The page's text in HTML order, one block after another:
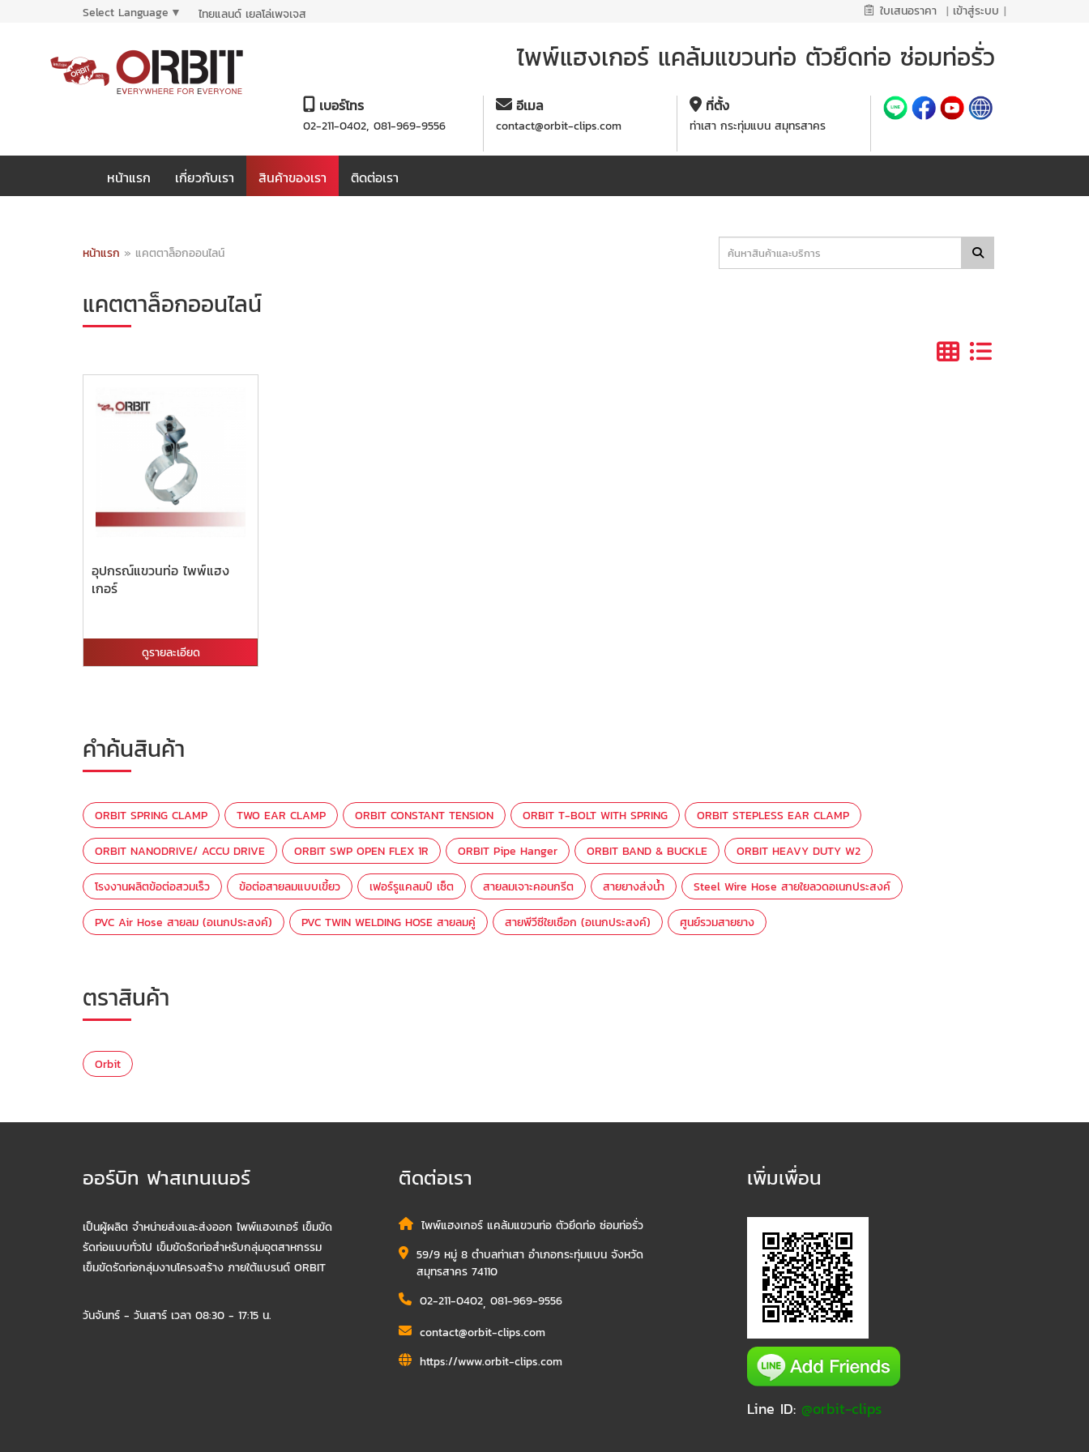
Select Language ▼ ไทยแลนด์ เยลโล่เพจเจส ใบเสนอราคา | เข้าสู่ระบบ |
ไพพ์แฮงเกอร์ แคล้มแขวนท่อ ตัวยึดท่อ ซ่อมท่อรั่ว
เบอร์โทร
02-211-0402, 081-969-9556
อีเมล
contact@orbit-clips.com
ที่ตั้ง
ท่าเสา กระทุ่มแบน สมุทรสาคร
หน้าแรก เกี่ยวกับเรา สินค้าของเรา ติดต่อเรา
หน้าแรก » แคตตาล็อกออนไลน์
แคตตาล็อกออนไลน์
อุปกรณ์แขวนท่อ ไพพ์แฮง
เกอร์
ดูรายละเอียด
คำค้นสินค้า
ORBIT SPRING CLAMP TWO EAR CLAMP ORBIT CONSTANT TENSION ORBIT T-BOLT WITH SPRING ORBIT STEPLESS EAR CLAMP
ORBIT NANODRIVE/ ACCU DRIVE ORBIT SWP OPEN FLEX 1R ORBIT Pipe Hanger ORBIT BAND & BUCKLE ORBIT HEAVY DUTY W2
โรงงานผลิตข้อต่อสวมเร็ว ข้อต่อสายลมแบบเขี้ยว เฟอร์รูแคลมป์ เซ็ต สายลมเจาะคอนกรีต สายยางส่งน้ำ Steel Wire Hose สายใยลวดอเนกประสงค์
PVC Air Hose สายลม (อเนกประสงค์) PVC TWIN WELDING HOSE สายลมคู่ สายพีวีซีใยเชือก (อเนกประสงค์) ศูนย์รวมสายยาง
ตราสินค้า
Orbit
ออร์บิท ฟาสเทนเนอร์
เป็นผู้ผลิต จำหน่ายส่งและส่งออก ไพพ์แฮงเกอร์ เข็มขัด
รัดท่อแบบทั่วไป เข็มขัดรัดท่อสำหรับกลุ่มอุตสาหกรรม
เข็มขัดรัดท่อกลุ่มงานโครงสร้าง ภายใต้แบรนด์ ORBIT
วันจันทร์ - วันเสาร์ เวลา 08:30 - 17:15 น.
ติดต่อเรา
ไพพ์แฮงเกอร์ แคล้มแขวนท่อ ตัวยึดท่อ ซ่อมท่อรั่ว
59/9 หมู่ 8 ตำบลท่าเสา อำเภอกระทุ่มแบน จังหวัด
สมุทรสาคร 74110
02-211-0402, 081-969-9556
contact@orbit-clips.com
https://www.orbit-clips.com
เพิ่มเพื่อน
Line ID: @orbit-clips